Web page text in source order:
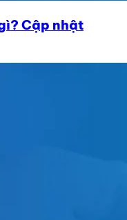
Cập nhật